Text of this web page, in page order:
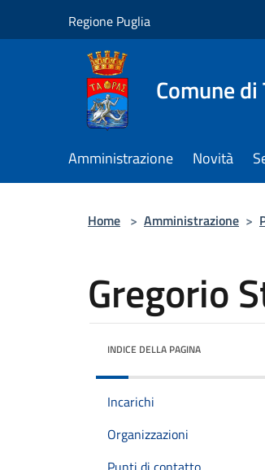
Regione Puglia
Comune
Amministrazione Novità
Home > Amministrazione >
Gregorio
INDICE DELLA PAGINA
Incarichi
Organizzazioni